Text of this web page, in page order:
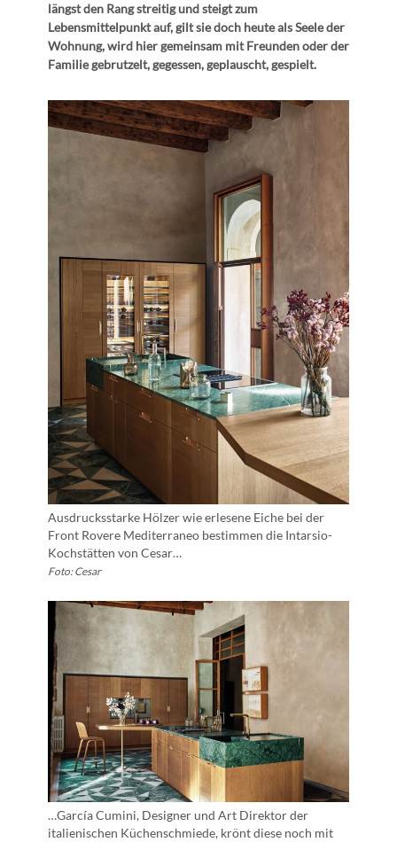
längst den Rang streitig und steigt zum
Lebensmittelpunkt auf, gilt sie doch heute als Seele der
Wohnung, wird hier gemeinsam mit Freunden oder der
Familie gebrutzelt, gegessen, geplauscht, gespielt.
Ausdrucksstarke Hölzer wie erlesene Eiche bei der
Front Rovere Mediterraneo bestimmen die Intarsio-
Kochstätten von Cesar…
Foto: Cesar
…García Cumini, Designer und Art Direktor der
italienischen Küchenschmiede, krönt diese noch mit